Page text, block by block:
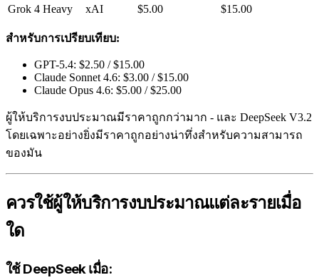
Grok 4 Heavy
xAI $5.00 $15.00
สำหรับการเปรียบเทียบ:
GPT-5.4: $2.50 / $15.00
Claude Sonnet 4.6: $3.00 / $15.00
Claude Opus 4.6: $5.00 / $25.00
ผู้ให้บริการงบประมาณมีราคาถูกกว่ามาก - และ DeepSeek V3.2
โดยเฉพาะอย่างยิ่งมีราคาถูกอย่างน่าทึ่งสำหรับความสามารถ
ของมัน
ควรใช้ผู้ให้บริการงบประมาณแต่ละรายเมื่อ
ใด
ใช้ DeepSeek เมื่อ: